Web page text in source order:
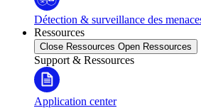
Détection & surveillance des
Ressources
Close Ressources Open Ressources
Support & Ressources
Application center